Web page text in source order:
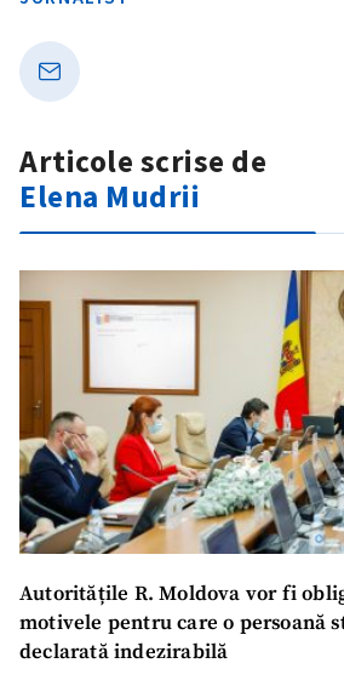
Articole scrise de
Elena Mudrii
Autoritățile R. Moldova vor fi
motivele pentru care o persoană
declarată indezirabilă